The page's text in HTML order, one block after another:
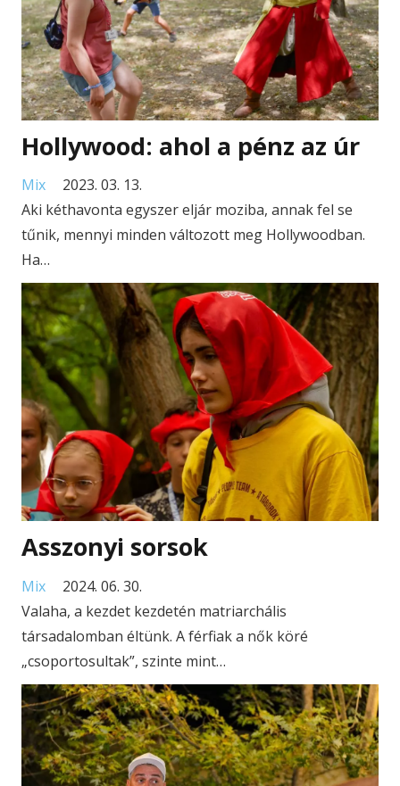
Hollywood: ahol a pénz az úr
Mix
2023. 03. 13.
Aki kéthavonta egyszer eljár moziba, annak fel se
tűnik, mennyi minden változott meg Hollywoodban.
Ha…
Asszonyi sorsok
Mix
2024. 06. 30.
Valaha, a kezdet kezdetén matriarchális
társadalomban éltünk. A férfiak a nők köré
„csoportosultak”, szinte mint…